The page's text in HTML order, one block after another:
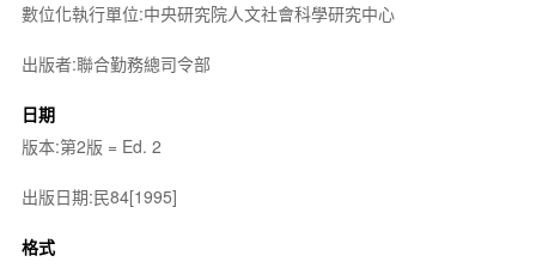
數位化執行單位:中央研究院人文社會科學研究中心
出版者:聯合勤務總司令部
日期
版本:第2版 = Ed. 2
出版日期:民84[1995]
格式